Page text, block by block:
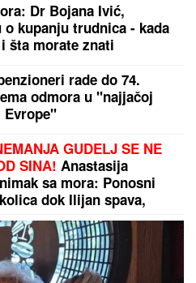
Dr Bojana Ivić,
kupanju trudnica - kada
šta morate znati
rade do 74.
odmora u "najjačoj
Evrope"
GUDELJ SE NE
SINA! Anastasija
sa mora: Ponosni
dok Ilijan spava,